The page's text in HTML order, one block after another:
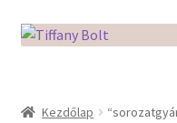
Ugrás
Kilépés
Kezdőlap